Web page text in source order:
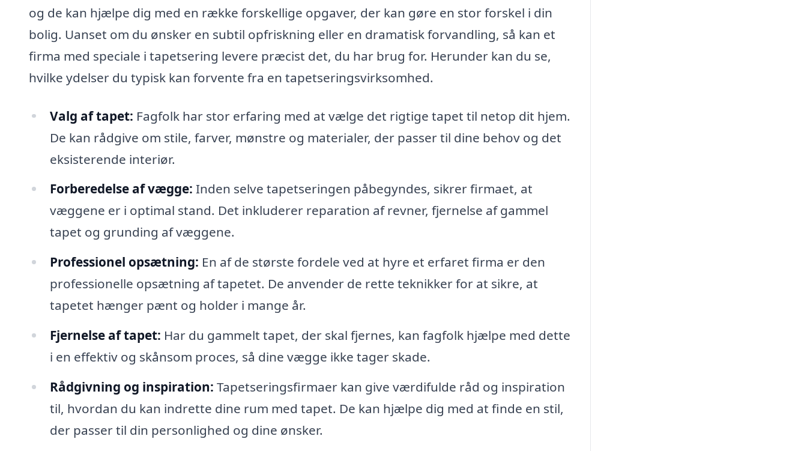
og de kan hjælpe dig med en række forskellige opgaver, der kan gøre en stor forskel i din
bolig. Uanset om du ønsker en subtil opfriskning eller en dramatisk forvandling, så kan et
firma med speciale i tapetsering levere præcist det, du har brug for. Herunder kan du se,
hvilke ydelser du typisk kan forvente fra en tapetseringsvirksomhed.
Valg af tapet: Fagfolk har stor erfaring med at vælge det rigtige tapet til netop dit hjem.
De kan rådgive om stile, farver, mønstre og materialer, der passer til dine behov og det
eksisterende interiør.
Forberedelse af vægge: Inden selve tapetseringen påbegyndes, sikrer firmaet, at
væggene er i optimal stand. Det inkluderer reparation af revner, fjernelse af gammel
tapet og grunding af væggene.
Professionel opsætning: En af de største fordele ved at hyre et erfaret firma er den
professionelle opsætning af tapetet. De anvender de rette teknikker for at sikre, at
tapetet hænger pænt og holder i mange år.
Fjernelse af tapet: Har du gammelt tapet, der skal fjernes, kan fagfolk hjælpe med dette
i en effektiv og skånsom proces, så dine vægge ikke tager skade.
Rådgivning og inspiration: Tapetseringsfirmaer kan give værdifulde råd og inspiration
til, hvordan du kan indrette dine rum med tapet. De kan hjælpe dig med at finde en stil,
der passer til din personlighed og dine ønsker.